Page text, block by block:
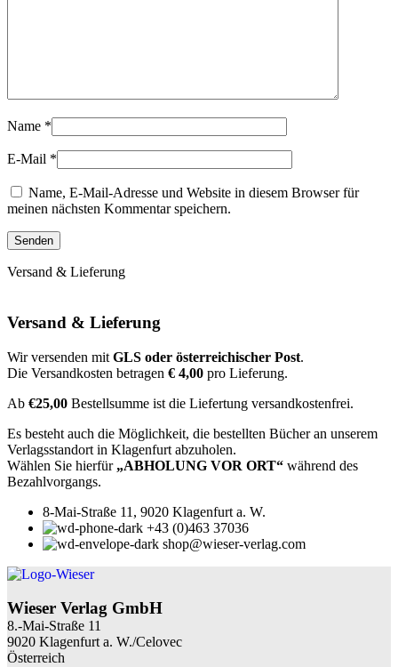
Name *
E-Mail *
Name, E-Mail-Adresse und Website in diesem Browser für
meinen nächsten Kommentar speichern.
Versand & Lieferung
Versand & Lieferung
Wir versenden mit GLS oder österreichischer Post.
Die Versandkosten betragen € 4,00 pro Lieferung.
Ab €25,00 Bestellsumme ist die Liefertung versandkostenfrei.
Es besteht auch die Möglichkeit, die bestellten Bücher an unserem
Verlagsstandort in Klagenfurt abzuholen.
Wählen Sie hierfür „ABHOLUNG VOR ORT“ während des
Bezahlvorgangs.
8-Mai-Straße 11, 9020 Klagenfurt a. W.
+43 (0)463 37036
shop@wieser-verlag.com
Wieser Verlag GmbH
8.-Mai-Straße 11
9020 Klagenfurt a. W./Celovec
Österreich